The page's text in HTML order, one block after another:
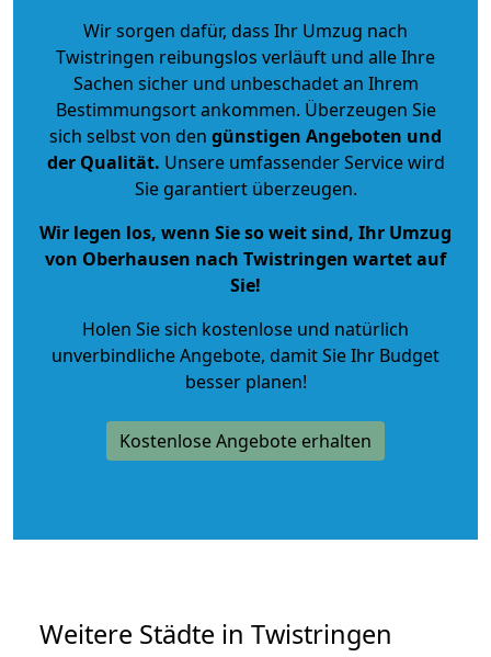
Wir sorgen dafür, dass Ihr Umzug nach
Twistringen reibungslos verläuft und alle Ihre
Sachen sicher und unbeschadet an Ihrem
Bestimmungsort ankommen. Überzeugen Sie
sich selbst von den günstigen Angeboten und
der Qualität. Unsere umfassender Service wird
Sie garantiert überzeugen.
Wir legen los, wenn Sie so weit sind, Ihr Umzug
von Oberhausen nach Twistringen wartet auf
Sie!
Holen Sie sich kostenlose und natürlich
unverbindliche Angebote, damit Sie Ihr Budget
besser planen!
Kostenlose Angebote erhalten
Weitere Städte in Twistringen